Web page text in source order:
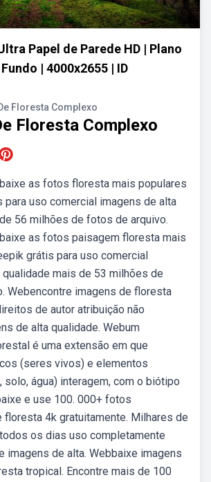
Papel de Parede HD | Plano
| 4000x2655 | ID
Floresta Complexo
Floresta Complexo
as fotos floresta mais populares
para uso comercial imagens de alta
56 milhões de fotos de arquivo.
as fotos paisagem floresta mais
grátis para uso comercial
mais de 53 milhões de
Webencontre imagens de floresta
de autor atribuição não
de alta qualidade. Webum
é uma extensão em que
(seres vivos) e elementos
água) interagem, com o biótipo
e use 100. 000+ fotos
4k gratuitamente. Milhares de
os dias uso completamente
imagens de alta. Webbaixe imagens
tropical. Encontre mais de 100